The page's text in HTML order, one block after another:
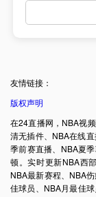
友情链接：
版权声明
在24直播网，NBA视
清无插件、NBA在线
季前赛直播、NBA夏
顿。实时更新NBA西
NBA最新赛程、NBA
佳球员、NBA月最佳